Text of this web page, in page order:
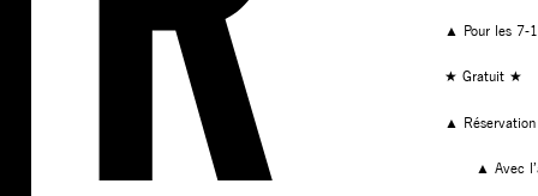
▲ Pour les 7-
★ Gratuit ★
▲
▲ Avec